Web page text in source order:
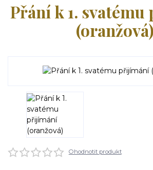
Přání k 1.
(oranžová)
Ohodnotit produkt